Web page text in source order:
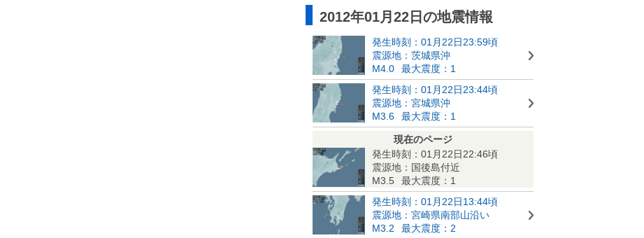
2012年01月22日の地震情報
発生時刻：01月22日23:59頃
震源地：茨城県沖
M4.0
最大震度：1
発生時刻：01月22日23:44頃
震源地：宮城県沖
M3.6
最大震度：1
現在のページ
発生時刻：01月22日22:46頃
震源地：国後島付近
M3.5
最大震度：1
発生時刻：01月22日13:44頃
震源地：宮崎県南部山沿い
M3.2
最大震度：2